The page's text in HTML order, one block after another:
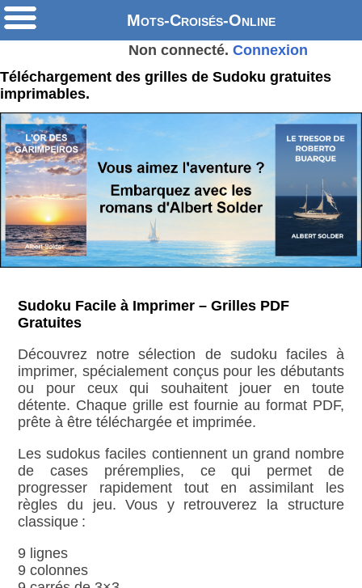
Mots-Croisés-Online
Non connecté. Connexion
Téléchargement des grilles de Sudoku gratuites
imprimables.
Sudoku Facile à Imprimer – Grilles PDF
Gratuites
Découvrez notre sélection de sudoku faciles à
imprimer, spécialement conçus pour les débutants
ou pour ceux qui souhaitent jouer en toute
détente. Chaque grille est fournie au format PDF,
prête à être téléchargée et imprimée.
Les sudokus faciles contiennent un grand nombre
de cases préremplies, ce qui permet de
progresser rapidement tout en assimilant les
règles du jeu. Vous y retrouverez la structure
classique :
9 lignes
9 colonnes